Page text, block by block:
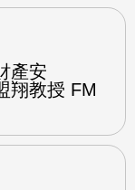
產安
翔教授 FM